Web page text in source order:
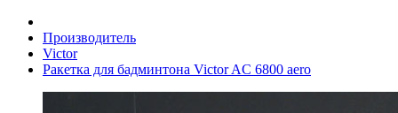
Производитель
Victor
Ракетка для бадминтона Victor AC 6800 aero